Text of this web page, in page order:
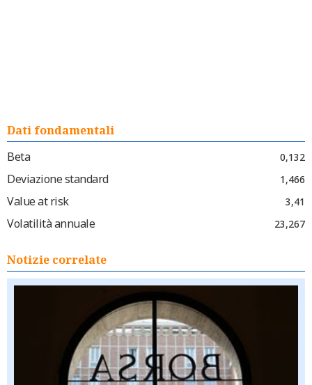
Dati fondamentali
Beta
0,132
Deviazione standard 1,466
Value at risk 3,41
Volatilità annuale 23,267
Notizie correlate